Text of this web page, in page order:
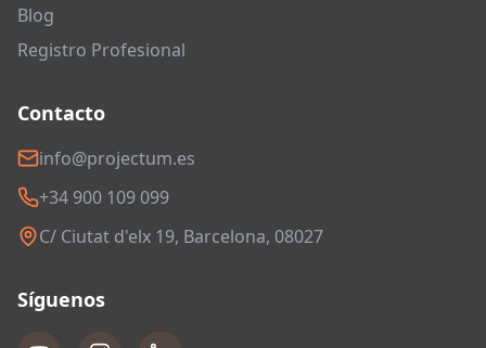
Blog
Registro Profesional
Contacto
info@projectum.es
+34 900 109 099
C/ Ciutat d'elx 19, Barcelona, 08027
Síguenos